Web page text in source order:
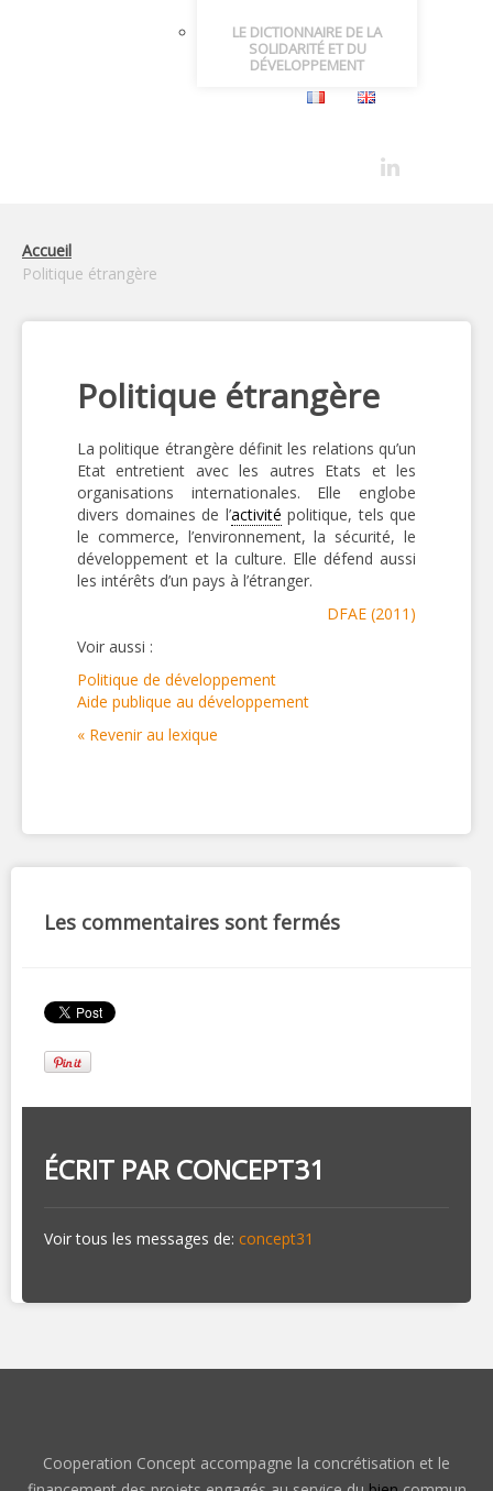
LE DICTIONNAIRE DE LA
SOLIDARITÉ ET DU
DÉVELOPPEMENT
Accueil
Politique étrangère
Politique étrangère
La politique étrangère définit les relations qu’un
Etat entretient avec les autres Etats et les
organisations internationales. Elle englobe
divers domaines de l’activité politique, tels que
le commerce, l’environnement, la sécurité, le
développement et la culture. Elle défend aussi
les intérêts d’un pays à l’étranger.
DFAE (2011)
Voir aussi :
Politique de développement
Aide publique au développement
« Revenir au lexique
Les commentaires sont fermés
ÉCRIT PARCONCEPT31
Voir tous les messages de: concept31
Cooperation Concept accompagne la concrétisation et le